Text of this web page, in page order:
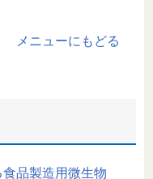
メニューにもどる
品製造用微生物